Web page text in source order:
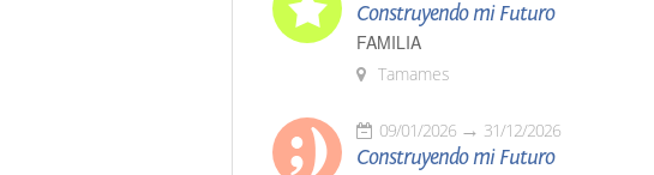
Construyendo mi Futuro
FAMILIA
Tamames
09/01/2026 31/12/2026
Construyendo mi Futuro